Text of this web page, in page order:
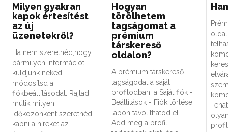
Milyen gyakran
kapok értesítést
az új
üzenetekről?
Ha nem szeretnéd,hogy
bármilyen információt
küldjünk neked,
módosítsd a
fiókbeállításodat. Rajtad
múlik milyen
időközönként szeretnéd
kapni a híreket az
Hogyan
törölhetem
tagságomat a
prémium
társkereső
oldalon?
A prémium társkereső
tagságodat a saját
profilodban, a Saját fiók -
Beállítások - Fiók törlése
lapon távolíthatod el.
Add meg a profil